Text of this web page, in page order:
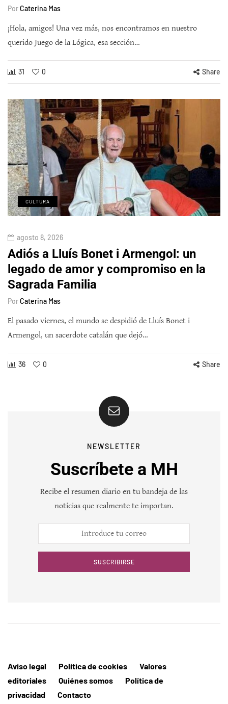
PorCaterina Mas
¡Hola, amigos! Una vez más, nos encontramos en nuestro
querido Juego de la Lógica, esa sección…
31 0 Share
CULTURA
agosto 8, 2026
Adiós a Lluís Bonet i Armengol: un
legado de amor y compromiso en la
Sagrada Familia
PorCaterina Mas
El pasado viernes, el mundo se despidió de Lluís Bonet i
Armengol, un sacerdote catalán que dejó…
36 0 Share
NEWSLETTER
Suscríbete a MH
Recibe el resumen diario en tu bandeja de las
noticias que realmente te importan.
SUSCRIBIRSE
Aviso legal Política de cookies
Valores
editoriales
Quiénes somos
Política de
privacidad
Contacto